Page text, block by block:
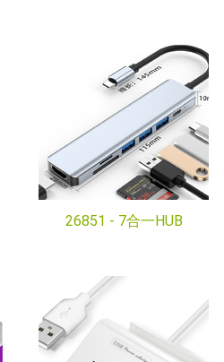
26851 - 7合一HUB